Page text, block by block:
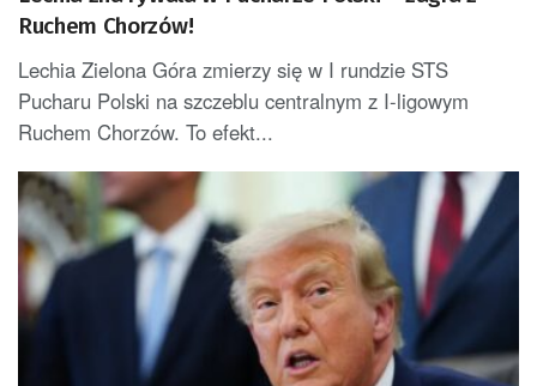
Ruchem Chorzów!
Lechia Zielona Góra zmierzy się w I rundzie STS
Pucharu Polski na szczeblu centralnym z I-ligowym
Ruchem Chorzów. To efekt...